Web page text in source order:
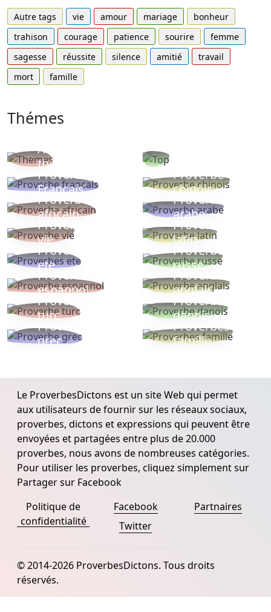
Autre tags vie amour mariage
bonheur
trahison
courage patience sourire
femme
sagesse
réussite silence amitié
travail
mort
famille
Thémes
Autres
thèmes
Proverbe
Français
Proverbe
chinois
Proverbe
africain
Proverbe
arabe
Proverbe
vie
Proverbe
latin
Proverbes
ete
Proverbe
russe
Proverbe
espagnol
Proverbe
anglais
Proverbe
turc
Proverbe
danois
Proverbe
grec
Proverbes
famille
Le ProverbesDictons est un site Web qui permet
aux utilisateurs de fournir sur les réseaux sociaux,
proverbes, dictons et expressions qui peuvent être
envoyées et partagées entre plus de 20.000
proverbes, nous avons de nombreuses catégories.
Pour utiliser les proverbes, cliquez simplement sur
Partager sur Facebook
Politique de
confidentialité
Facebook
Twitter
Partnaires
© 2014-2026 ProverbesDictons. Tous droits
réservés.